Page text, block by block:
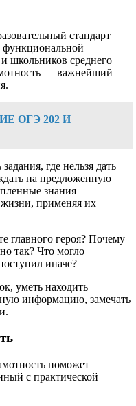
стандарт
функциональной
школьников среднего
— важнейший
ОГЭ 202 И
где нельзя дать
на предложенную
знания
жизни, применяя их
главного героя? Почему
так? Что могло
иначе?
уметь находить
информацию, замечать
поможет
с практической